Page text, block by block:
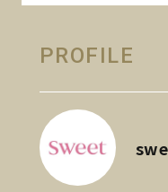
PROFILE